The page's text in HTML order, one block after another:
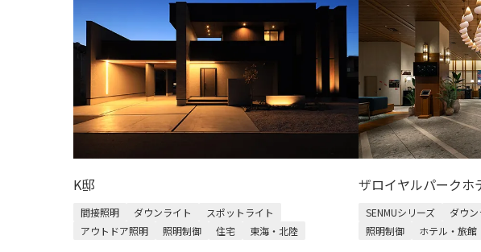
K邸
間接照明 ダウンライト
スポットライト
アウトドア照明
照明制御 住宅 東海・北陸
ザロイヤルパークホ
SENMUシリーズ ダウン
照明制御
ホテル・旅館